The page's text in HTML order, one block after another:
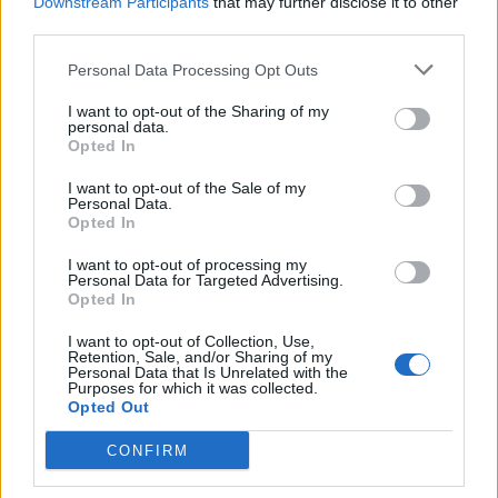
Personal Data Processing Opt Outs
I want to opt-out of the Sharing of my
personal data.
Opted In
I want to opt-out of the Sale of my
Personal Data.
Opted In
I want to opt-out of processing my
Personal Data for Targeted Advertising.
Opted In
I want to opt-out of Collection, Use,
Retention, Sale, and/or Sharing of my
Personal Data that Is Unrelated with the
Purposes for which it was collected.
Opted Out
CONFIRM
Coordenadas geográficas:
Región
España
Andalucía
Granada
Granada
Contacto
Dirección
Calle Acera del Darro, 2 2º